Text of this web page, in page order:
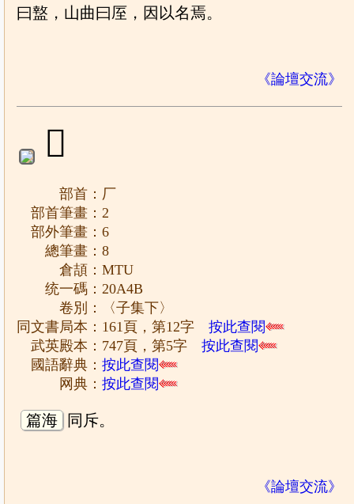
曰盩，山曲曰厔，因以名焉。
《論壇交流》
𠩋
部首：厂
部首筆畫：2
部外筆畫：6
總筆畫：8
倉頡：MTU
统一碼：20A4B
卷別：〈子集下〉
同文書局本：161頁，第12字按此查閱
武英殿本：747頁，第5字按此查閱
國語辭典：按此查閱
网典：按此查閱
篇海 同斥。
《論壇交流》